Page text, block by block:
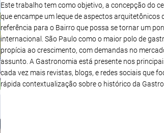
Este trabalho tem como objetivo, a concepção do
que encampe um leque de aspectos arquitetônicos
referência para o Bairro que possa se tornar um
internacional. São Paulo como o maior polo de
propícia ao crescimento, com demandas no
assunto. A Gastronomia está presente nos
cada vez mais revistas, blogs, e redes sociais que
rápida contextualização sobre o histórico da